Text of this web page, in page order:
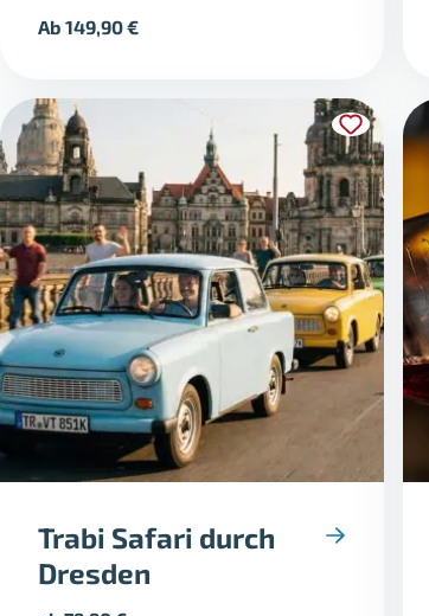
Ab 149,90€
Trabi Safari durch
Dresden